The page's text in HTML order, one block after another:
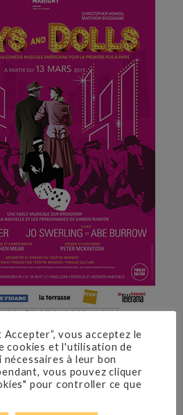
MARIGNY
et les personnages de
Idyll of Miss Sarah
Pressure »
vous acceptez le
cookies et l'utilisation de
à leur bon
vous pouvez cliquer
pour controller ce que